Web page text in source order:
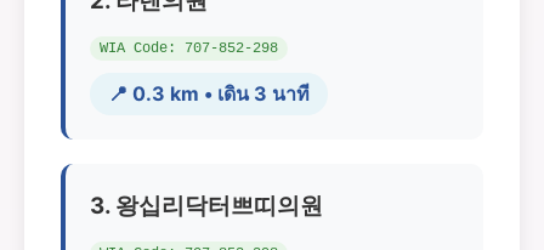
WIA Code: 707-852-298
📍 0.3 km • เดิน 3 นาที
3. 왕십리닥터쁘띠의원